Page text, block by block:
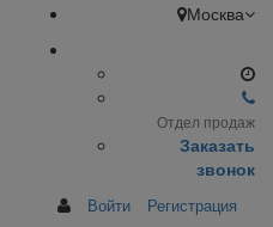
Москва
Отдел продаж
Заказать
звонок
Войти Регистрация